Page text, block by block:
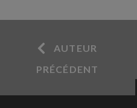
AUTEUR
PRÉCÉDENT